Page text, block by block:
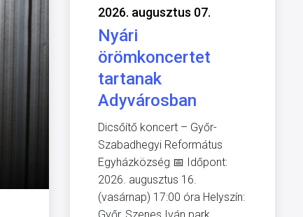
2026. augusztus 07.
Nyári
örömkoncertet
tartanak
Adyvárosban
Dicsőítő koncert – Győr-
Szabadhegyi Református
Egyházközség 📅 Időpont:
2026. augusztus 16.
(vasárnap) 17:00 óra Helyszín: